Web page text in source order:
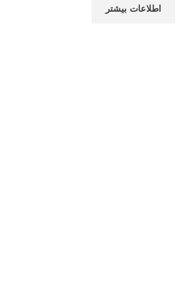
اطلاعات بیشتر